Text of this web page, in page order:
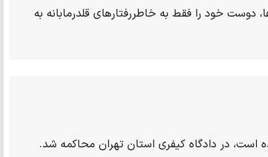
ها، دوست خود را فقط به خاطررفتارهای قلدرمابانه به
در دادگاه کیفری استان تهران محاکمه شد.